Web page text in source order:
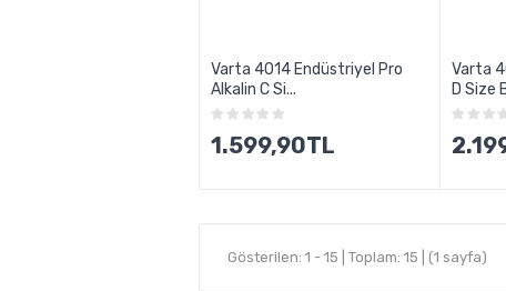
Varta 4014 Endüstriyel Pro
Alkalin C Si...
1.599,90TL
Varta
D Size
Gösterilen: 1 - 15 | Toplam: 15 | (1 sayfa)